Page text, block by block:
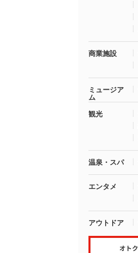
商業施設
ミュージア
ム
観光
温泉・スパ
エンタメ
アウトドア